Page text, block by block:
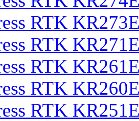
RTK
RTK
RTK
RTK
RTK